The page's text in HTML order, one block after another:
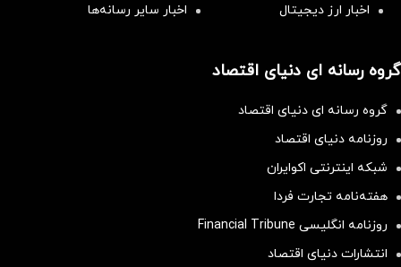
اخبار ارز دیجیتال
اخبار سایر رسانه‌‌ها
گروه رسانه ای دنیای اقتصاد
گروه رسانه ای دنیای اقتصاد
روزنامه دنیای اقتصاد
شبکه اینترنتی اکوایران
هفته‌نامه تجارت فردا
روزنامه انگلیسی Financial Tribune
انتشارات دنیای اقتصاد